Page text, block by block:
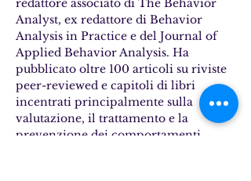
redattore associato di The Behavior
Analyst, ex redattore di Behavior
Analysis in Practice e del Journal of
Applied Behavior Analysis. Ha
pubblicato oltre 100 articoli su riviste
peer-reviewed e capitoli di libri
incentrati principalmente sulla
valutazione, il trattamento e la
prevenzione dei comportamenti